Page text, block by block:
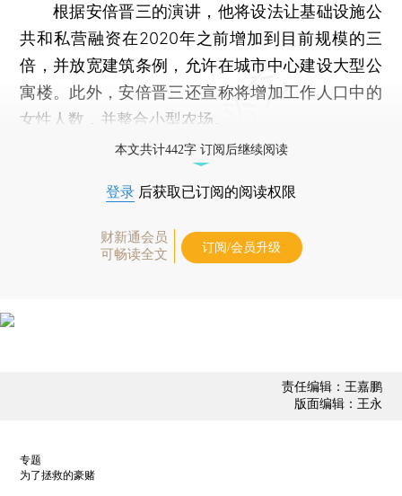
根据安倍晋三的演讲，他将设法让基础设施公
共和私营融资在2020年之前增加到目前规模的三
倍，并放宽建筑条例，允许在城市中心建设大型公
寓楼。此外，安倍晋三还宣称将增加工作人口中的
女性人数，并整合小型农场。
本文共计442字 订阅后继续阅读
登录 后获取已订阅的阅读权限
财新通会员
可畅读全文
订阅/会员升级
责任编辑：王嘉鹏
版面编辑：王永
专题
为了拯救的豪赌